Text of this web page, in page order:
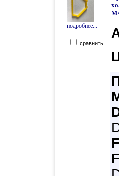
подробнее...
сравнить